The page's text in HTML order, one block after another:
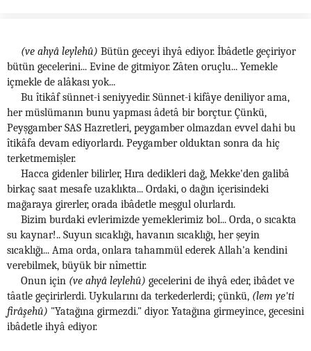
(ve ahyâ leylehû) Bütün geceyi ihyâ ediyor. İbâdetle geçiriyor
bütün gecelerini... Evine de gitmiyor. Zâten oruçlu... Yemekle
içmekle de alâkası yok...
Bu îtikâf sünnet-i seniyyedir. Sünnet-i kifâye deniliyor ama,
her müslümanın bunu yapması âdetâ bir borçtur. Çünkü,
Peyşgamber SAS Hazretleri, peygamber olmazdan evvel dahi bu
îtikâfa devam ediyorlardı. Peygamber olduktan sonra da hiç
terketmemişler.
Hacca gidenler bilirler, Hıra dedikleri dağ, Mekke'den galibâ
birkaç saat mesafe uzaklıkta... Ordaki, o dağın içerisindeki
mağaraya girerler, orada ibâdetle meşgul olurlardı.
Bizim burdaki evlerimizde yemeklerimiz bol... Orda, o sıcakta
su kaynar!.. Suyun sıcaklığı, havanın sıcaklığı, her şeyin
sıcaklığı... Ama orda, onlara tahammül ederek Allah'a kendini
verebilmek, büyük bir nîmettir.
Onun için (ve ahyâ leylehû) gecelerini de ihyâ eder, ibâdet ve
tâatle geçirirlerdi. Uykularını da terkederlerdi; çünkü, (lem ye'ti
firâşehû) "Yatağına girmezdi." diyor. Yatağına girmeyince, gecesini
ibâdetle ihyâ ediyor.